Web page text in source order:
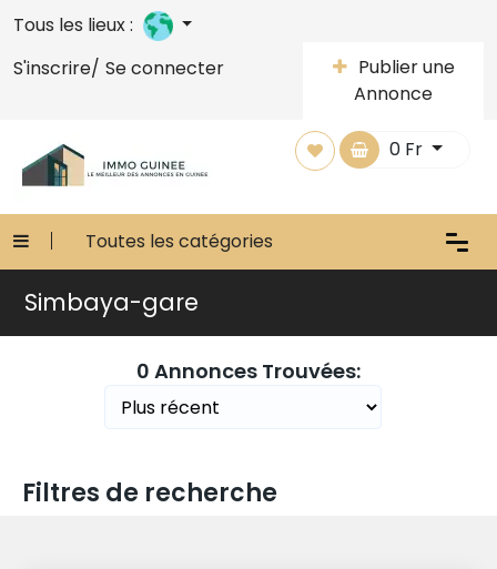
Tous les lieux :
S'inscrire/ Se connecter
Publier une
Annonce
0 Fr
Toutes les catégories
Simbaya-gare
0 Annonces Trouvées:
Filtres de recherche